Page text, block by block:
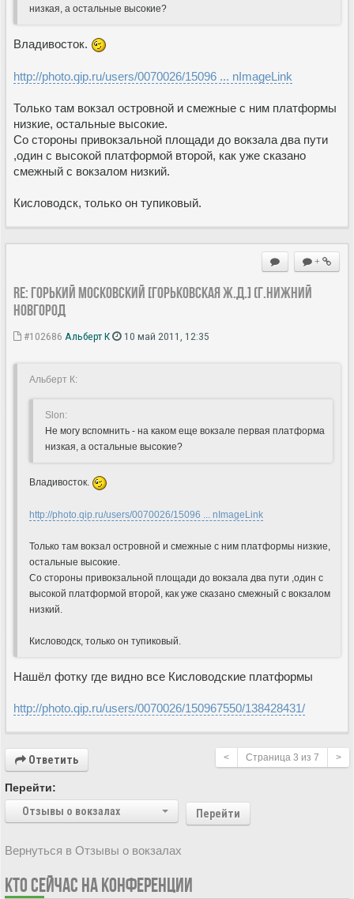
низкая, а остальные высокие?
Владивосток.
http://photo.qip.ru/users/0070026/15096 ... nImageLink
Только там вокзал островной и смежные с ним платформы
низкие, остальные высокие.
Со стороны привокзальной площади до вокзала два пути
,один с высокой платформой второй, как уже сказано
смежный с вокзалом низкий.
Кисловодск, только он тупиковый.
+
Re: ГОРЬКИЙ МОСКОВСКИЙ [Горьковская Ж.Д.] (г.Нижний
Новгород
#102686 Альберт К 10 май 2011, 12:35
Альберт К:
Slon:
Не могу вспомнить - на каком еще вокзале первая платформа
низкая, а остальные высокие?
Владивосток.
http://photo.qip.ru/users/0070026/15096 ... nImageLink
Только там вокзал островной и смежные с ним платформы низкие,
остальные высокие.
Со стороны привокзальной площади до вокзала два пути ,один с
высокой платформой второй, как уже сказано смежный с вокзалом
низкий.
Кисловодск, только он тупиковый.
Нашёл фотку где видно все Кисловодские платформы
http://photo.qip.ru/users/0070026/150967550/138428431/
Ответить < Страница 3 из 7 >
Перейти:
Отзывы о вокзалах
Перейти
Вернуться в Отзывы о вокзалах
КТО СЕЙЧАС НА КОНФЕРЕНЦИИ